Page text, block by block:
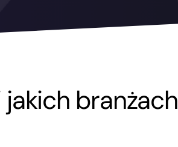
branżach